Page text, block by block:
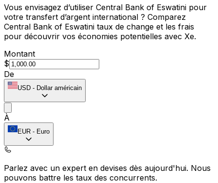
Vous envisagez d’utiliser Central Bank of Eswatini pour
votre transfert d’argent international ? Comparez
Central Bank of Eswatini taux de change et les frais
pour découvrir vos économies potentielles avec Xe.
Montant
$
De
USD - Dollar américain
À
EUR - Euro
Parlez avec un expert en devises dès aujourd'hui. Nous
pouvons battre les taux des concurrents.